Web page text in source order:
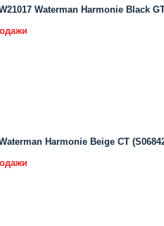
Waterman Harmonie Black
Harmonie Beige CT